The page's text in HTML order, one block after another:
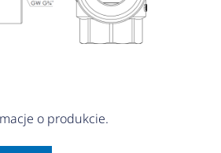
o produkcie.